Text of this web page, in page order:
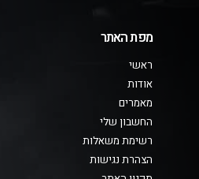
מפת האתר
ראשי
אודות
מאמרים
החשבון שלי
רשימת משאלות
הצהרת נגישות